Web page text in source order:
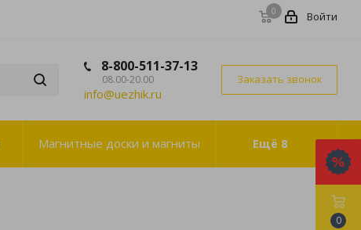
0 Войти
8-800-511-37-13
08.00-20.00
info@uezhik.ru
Заказать звонок
Магнитные доски и магниты Ещё 8
0